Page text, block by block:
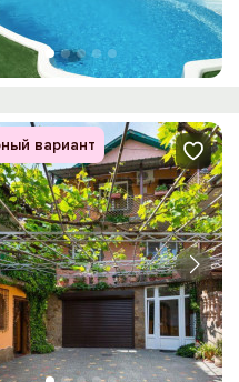
вариант